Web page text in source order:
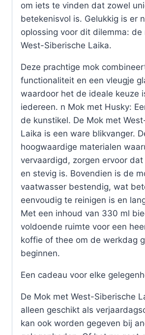
om iets te vinden dat zowel
betekenisvol is. Gelukkig is er
oplossing voor dit dilemma: de
West-Siberische Laika.
Deze prachtige mok
functionaliteit en een vleugje
waardoor het de ideale keuze
iedereen. n Mok met Husky:
de kunstikel. De Mok met
Laika is een ware blikvanger.
hoogwaardige materialen
vervaardigd, zorgen ervoor
en stevig is. Bovendien is de
vaatwasser bestendig, wat
eenvoudig te reinigen is en
Met een inhoud van 330 ml
voldoende ruimte voor een
koffie of thee om de werkdag
beginnen.
Een cadeau voor elke
De Mok met West-Siberische
alleen geschikt als
kan ook worden gegeven bij